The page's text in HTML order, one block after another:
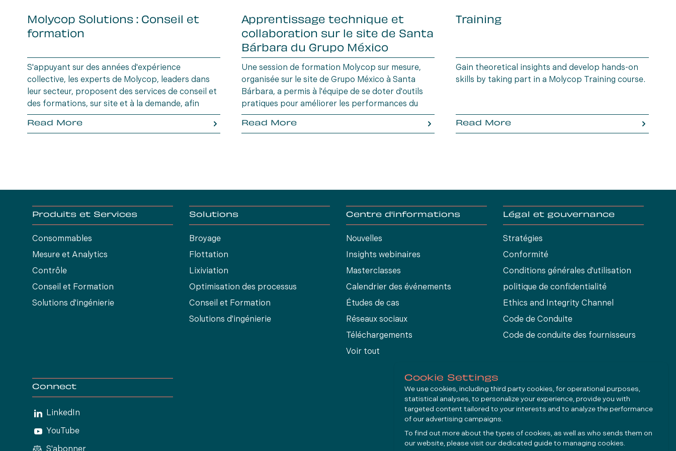
Molycop Solutions : Conseil et
formation
S'appuyant sur des années d'expérience
collective, les experts de Molycop, leaders dans
leur secteur, proposent des services de conseil et
des formations, sur site et à la demande, afin
d'améliorer les performances opérationnelles de
leurs clients et de perfectionner les compétences
Read More
Apprentissage technique et
collaboration sur le site de Santa
Bárbara du Grupo México
Une session de formation Molycop sur mesure,
organisée sur le site de Grupo México à Santa
Bárbara, a permis à l'équipe de se doter d'outils
pratiques pour améliorer les performances du
broyeur, l'efficacité énergétique et la productivité
globale de l'usine.
Read More
Training
Gain theoretical insights and develop hands-on
skills by taking part in a Molycop Training course.
Read More
Produits et Services
Consommables
Mesure et Analytics
Contrôle
Conseil et Formation
Solutions d'ingénierie
Solutions
Broyage
Flottation
Lixiviation
Optimisation des processus
Conseil et Formation
Solutions d'ingénierie
Centre d'informations
Nouvelles
Insights webinaires
Masterclasses
Calendrier des événements
Études de cas
Réseaux sociaux
Téléchargements
Voir tout
Légal et gouvernance
Stratégies
Conformité
Conditions générales d'utilisation
politique de confidentialité
Ethics and Integrity Channel
Code de Conduite
Code de conduite des fournisseurs
Connect
LinkedIn
YouTube
Cookie Settings
We use cookies, including third party cookies, for operational purposes,
statistical analyses, to personalize your experience, provide you with
targeted content tailored to your interests and to analyze the performance
of our advertising campaigns.
To find out more about the types of cookies, as well as who sends them on
our website, please visit our dedicated guide to managing cookies.